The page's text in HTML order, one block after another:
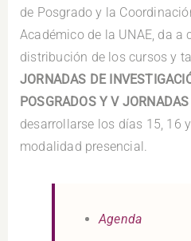
de Posgrado y la
Académico de la UNAE, da a
distribución de los cursos y
JORNADAS DE
POSGRADOS Y V
desarrollarse los días 15, 16
modalidad presencial.
Agenda